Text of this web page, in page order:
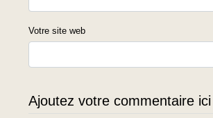
Votre site web
Ajoutez votre commentaire ici